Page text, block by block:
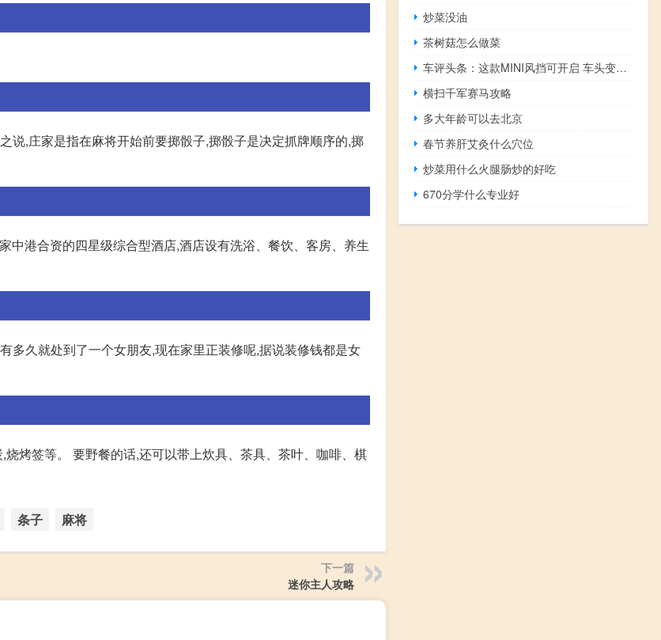
说,庄家是指在麻将开始前要掷骰子,掷骰子是决定抓牌顺序的,掷
港合资的四星级综合型酒店,酒店设有洗浴、餐饮、客房、养生
多久就处到了一个女朋友,现在家里正装修呢,据说装修钱都是女
烤签等。 要野餐的话,还可以带上炊具、茶具、茶叶、咖啡、棋
条子 麻将
下一篇
迷你主人攻略
炒菜没油
茶树菇怎么做菜
车评头条：这款MINI风挡可开启 车头变阳台/自带沙发床
横扫千军赛马攻略
多大年龄可以去北京
春节养肝艾灸什么穴位
炒菜用什么火腿肠炒的好吃
670分学什么专业好